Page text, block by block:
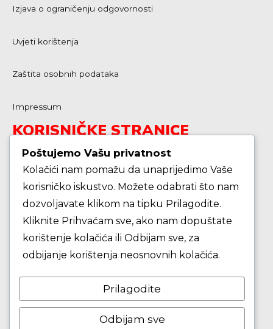
Izjava o ograničenju odgovornosti
Uvjeti korištenja
Zaštita osobnih podataka
Impressum
KORISNIČKE STRANICE
Škola košarke
Zašto je dobro upisati dijete na košarku?
Pravila i igralište
Seniori
Poštujemo Vašu privatnost
Kolačići nam pomažu da unaprijedimo Vaše
korisničko iskustvo. Možete odabrati što nam
dozvoljavate klikom na tipku Prilagodite.
Kliknite Prihvaćam sve, ako nam dopuštate
korištenje kolačića ili Odbijam sve, za
odbijanje korištenja neosnovnih kolačića.
Prilagodite
Odbijam sve